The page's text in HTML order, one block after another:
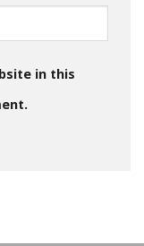
in this